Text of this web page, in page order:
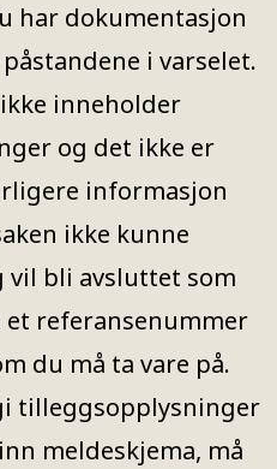
har dokumentasjon
i varselet.
inneholder
og det ikke er
informasjon
ikke kunne
vil bli avsluttet som
et referansenummer
du må ta vare på.
tilleggsopplysninger
meldeskjema, må